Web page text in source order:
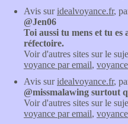
Avis suridealvoyance.fr,
@Jen06
Toi aussi tu mens et tu
réfectoire.
Voir d'autres sites sur le
voyance par email,
Avis suridealvoyance.fr,
@missmalawing surtout
Voir d'autres sites sur le
voyance par email,